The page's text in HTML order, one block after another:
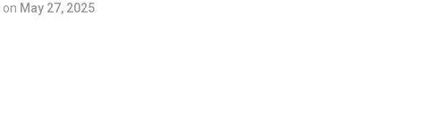
on May 27, 2025